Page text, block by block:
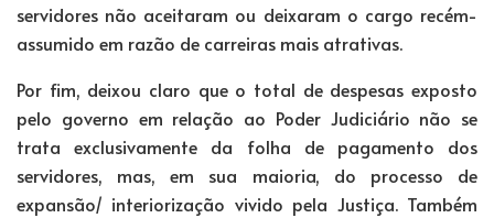
servidores não aceitaram ou deixaram o cargo recém-
assumido em razão de carreiras mais atrativas.
Por fim, deixou claro que o total de despesas exposto
pelo governo em relação ao Poder Judiciário não se
trata exclusivamente da folha de pagamento dos
servidores, mas, em sua maioria, do processo de
expansão/ interiorização vivido pela Justiça. Também